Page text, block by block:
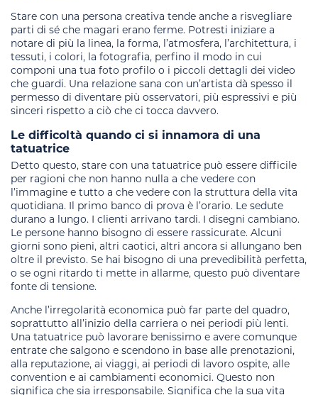
Stare con una persona creativa tende anche a risvegliare
parti di sé che magari erano ferme. Potresti iniziare a
notare di più la linea, la forma, l’atmosfera, l’architettura, i
tessuti, i colori, la fotografia, perfino il modo in cui
componi una tua foto profilo o i piccoli dettagli dei video
che guardi. Una relazione sana con un’artista dà spesso il
permesso di diventare più osservatori, più espressivi e più
sinceri rispetto a ciò che ci tocca davvero.
Le difficoltà quando ci si innamora di una
tatuatrice
Detto questo, stare con una tatuatrice può essere difficile
per ragioni che non hanno nulla a che vedere con
l’immagine e tutto a che vedere con la struttura della vita
quotidiana. Il primo banco di prova è l’orario. Le sedute
durano a lungo. I clienti arrivano tardi. I disegni cambiano.
Le persone hanno bisogno di essere rassicurate. Alcuni
giorni sono pieni, altri caotici, altri ancora si allungano ben
oltre il previsto. Se hai bisogno di una prevedibilità perfetta,
o se ogni ritardo ti mette in allarme, questo può diventare
fonte di tensione.
Anche l’irregolarità economica può far parte del quadro,
soprattutto all’inizio della carriera o nei periodi più lenti.
Una tatuatrice può lavorare benissimo e avere comunque
entrate che salgono e scendono in base alle prenotazioni,
alla reputazione, ai viaggi, ai periodi di lavoro ospite, alle
convention e ai cambiamenti economici. Questo non
significa che sia irresponsabile. Significa che la sua vita